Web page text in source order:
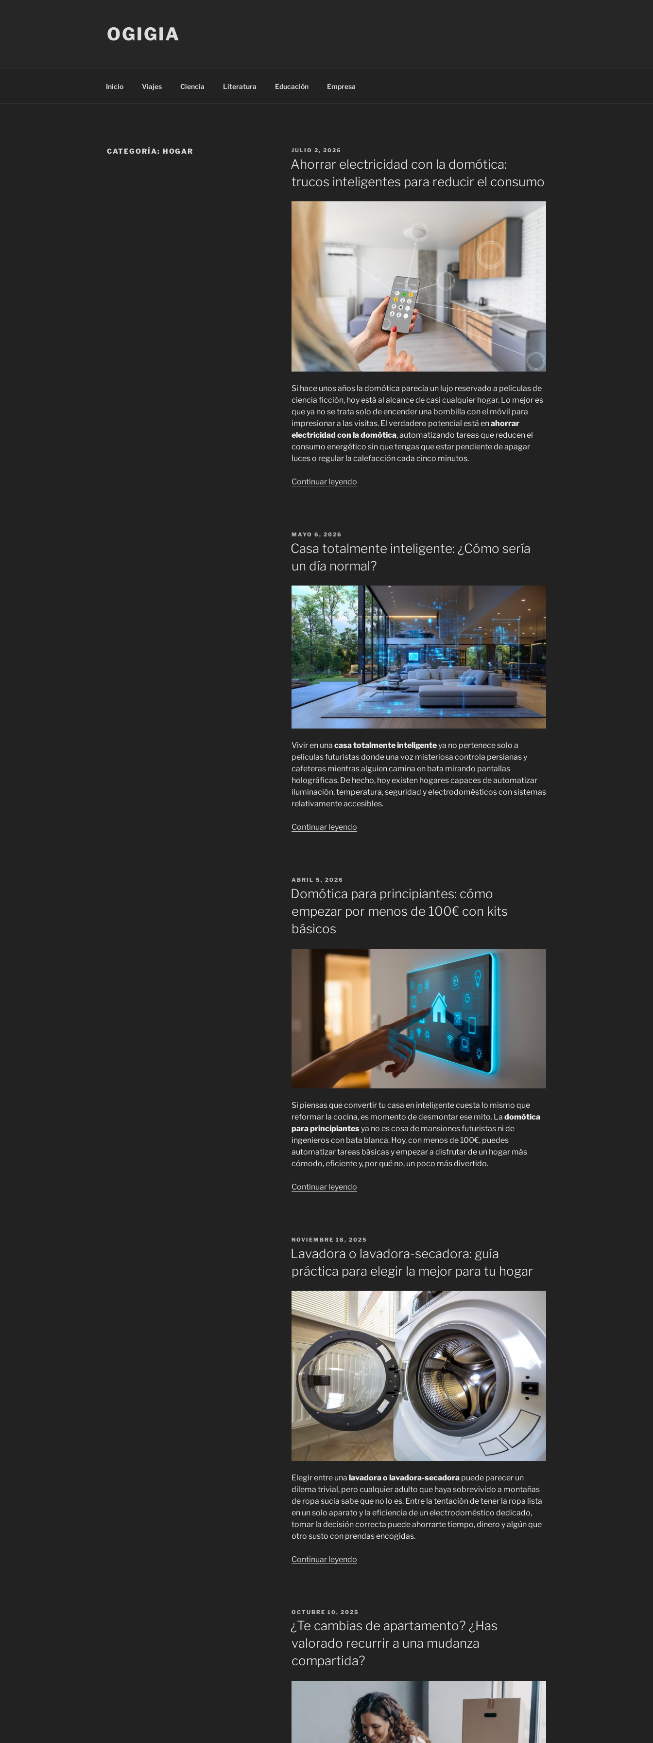
OGIGIA
Inicio Viajes Ciencia Literatura Educación Empresa
CATEGORÍA: HOGAR
PUBLICADO
EL
JULIO 2, 2026
Ahorrar electricidad con la domótica:
trucos inteligentes para reducir el consumo
Si hace unos años la domótica parecía un lujo reservado a películas de
ciencia ficción, hoy está al alcance de casi cualquier hogar. Lo mejor es
que ya no se trata solo de encender una bombilla con el móvil para
impresionar a las visitas. El verdadero potencial está enahorrar
electricidad con la domótica, automatizando tareas que reducen el
consumo energético sin que tengas que estar pendiente de apagar
luces o regular la calefacción cada cinco minutos.
Continuar leyendo«Ahorrar
inteligentes
para
el
consumo»
PUBLICADO
MAYO 6, 2026
Casa totalmente inteligente: ¿Cómo sería
un día normal?
Vivir en una casa totalmente inteligenteya no pertenece solo a
películas futuristas donde una voz misteriosa controla persianas y
cafeteras mientras alguien camina en bata mirando pantallas
holográficas. De hecho, hoy existen hogares capaces de automatizar
iluminación, temperatura, seguridad y electrodomésticos con sistemas
relativamente accesibles.
Continuar leyendo«Casa
día
normal?»
PUBLICADO
EL
ABRIL 5, 2026
Domótica para principiantes: cómo
empezar por menos de 100€ con kits
básicos
Si piensas que convertir tu casa en inteligente cuesta lo mismo que
reformar la cocina, es momento de desmontar ese mito. La domótica
para principiantesya no es cosa de mansiones futuristas ni de
ingenieros con bata blanca. Hoy, con menos de 100€, puedes
automatizar tareas básicas y empezar a disfrutar de un hogar más
cómodo, eficiente y, por qué no, un poco más divertido.
Continuar leyendo«Domótica
por
menos
de
con
kits
básicos»
PUBLICADO
EL
NOVIEMBRE 18, 2025
Lavadora o lavadora-secadora: guía
práctica para elegir la mejor para tu hogar
Elegir entre una lavadora o lavadora-secadorapuede parecer un
dilema trivial, pero cualquier adulto que haya sobrevivido a montañas
de ropa sucia sabe que no lo es. Entre la tentación de tener la ropa lista
en un solo aparato y la eficiencia de un electrodoméstico dedicado,
tomar la decisión correcta puede ahorrarte tiempo, dinero y algún que
otro susto con prendas encogidas.
Continuar leyendo«Lavadora
práctica
para
elegir
mejor
hogar»
PUBLICADO
EL
OCTUBRE 10, 2025
¿Te cambias de apartamento? ¿Has
valorado recurrir a una mudanza
compartida?